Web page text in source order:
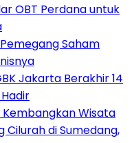
OBT Perdana untuk
Pemegang Saham
Jakarta Berakhir 14
Wisata
Cilurah di Sumedang,